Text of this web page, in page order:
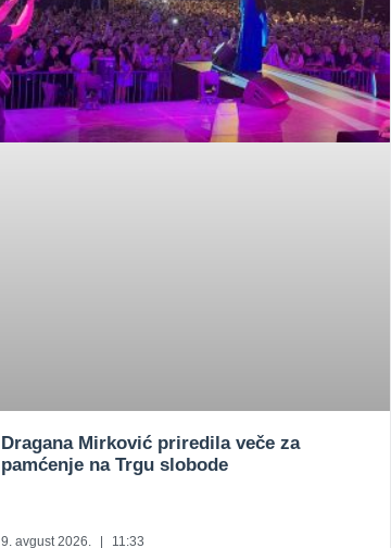
Dragana Mirković priredila veče za
pamćenje na Trgu slobode
9. avgust 2026. 11:33